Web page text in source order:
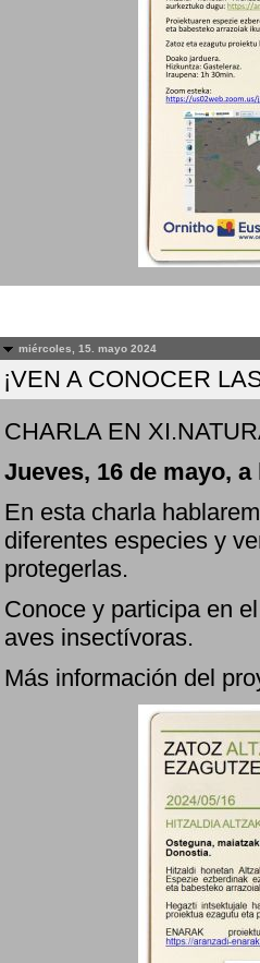
miércoles, 15. mayo 2024
¡VEN A CONOCER
CHARLA EN
Jueves, 16 de mayo,
En esta charla
diferentes especies y
protegerlas.
Conoce y participa en
aves insectívoras.
Más información del